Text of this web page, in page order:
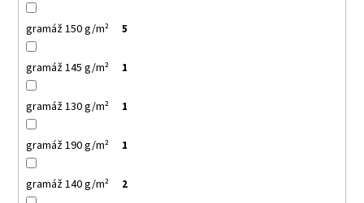
gramáž 150 g/m² 5
gramáž 145 g/m² 1
gramáž 130 g/m² 1
gramáž 190 g/m² 1
gramáž 140 g/m² 2